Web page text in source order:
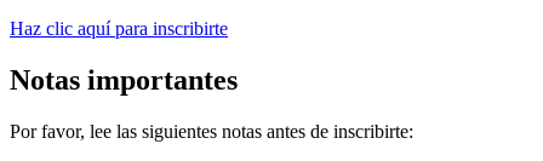
Haz clic aquí para inscribirte
Notas importantes
Por favor, lee las siguientes notas antes de inscribirte: